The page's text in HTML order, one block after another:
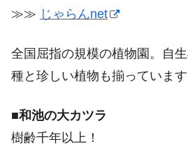
≫≫ じゃらんnet
全国屈指の規模の植物園。自
種と珍しい植物も揃っています
■和池の大カツラ
樹齢千年以上！